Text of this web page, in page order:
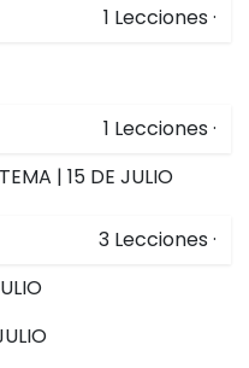
1 Lecciones ·
1 Lecciones ·
| 15 DE JULIO
3 Lecciones ·